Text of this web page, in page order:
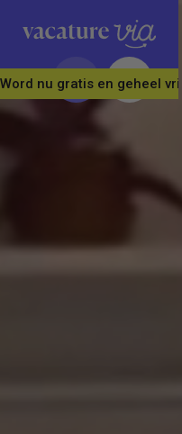
Word nu gratis en geheel